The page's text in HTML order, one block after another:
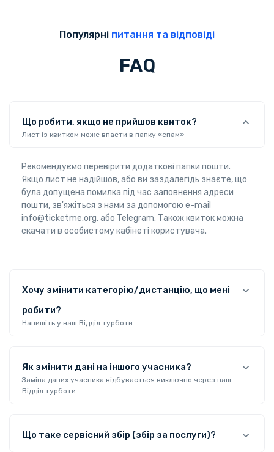
Популярні питання та відповіді
FAQ
Що робити, якщо не прийшов квиток?
Лист із квитком може впасти в папку «спам»
Рекомендуємо перевірити додаткові папки пошти.
Якщо лист не надійшов, або ви заздалегідь знаєте, що
була допущена помилка під час заповнення адреси
пошти, зв'яжіться з нами за допомогою e-mail
info@ticketme.org, або Telegram. Також квиток можна
скачати в особистому кабінеті користувача.
Хочу змінити категорію/дистанцію, що мені
робити?
Напишіть у наш Відділ турботи
Як змінити дані на іншого учасника?
Заміна даних учасника відбувається виключно через наш
Відділ турботи
Що таке сервісний збір (збір за послуги)?